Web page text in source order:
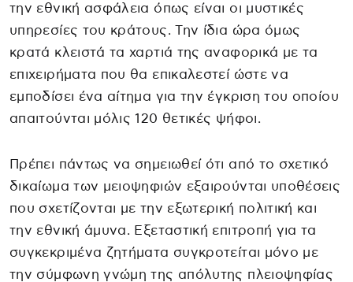
την εθνική ασφάλεια όπως είναι οι μυστικές
υπηρεσίες του κράτους. Την ίδια ώρα όμως
κρατά κλειστά τα χαρτιά της αναφορικά με τα
επιχειρήματα που θα επικαλεστεί ώστε να
εμποδίσει ένα αίτημα για την έγκριση του οποίου
απαιτούνται μόλις 120 θετικές ψήφοι.
Πρέπει πάντως να σημειωθεί ότι από το σχετικό
δικαίωμα των μειοψηφιών εξαιρούνται υποθέσεις
που σχετίζονται με την εξωτερική πολιτική και
την εθνική άμυνα. Εξεταστική επιτροπή για τα
συγκεκριμένα ζητήματα συγκροτείται μόνο με
την σύμφωνη γνώμη της απόλυτης πλειοψηφίας